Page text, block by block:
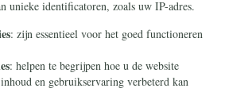
Ontvang onze Telegram-
berichten